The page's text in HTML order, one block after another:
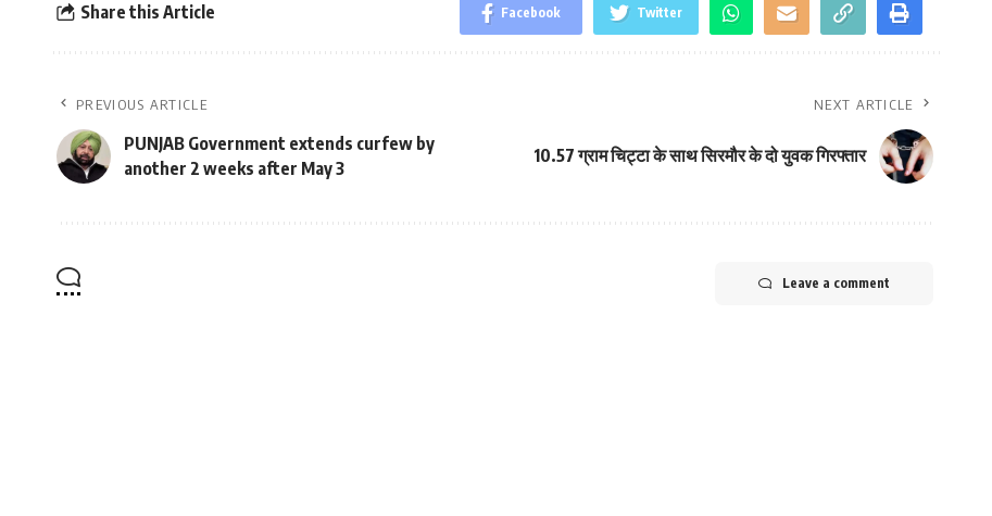
Share this Article Facebook Twitter
PREVIOUS ARTICLE
PUNJAB Government extends curfew by
another 2 weeks after May 3
NEXT ARTICLE
10.57 ग्राम चिट्टा के साथ सिरमौर के दो युवक गिरफ्तार
Leave a comment